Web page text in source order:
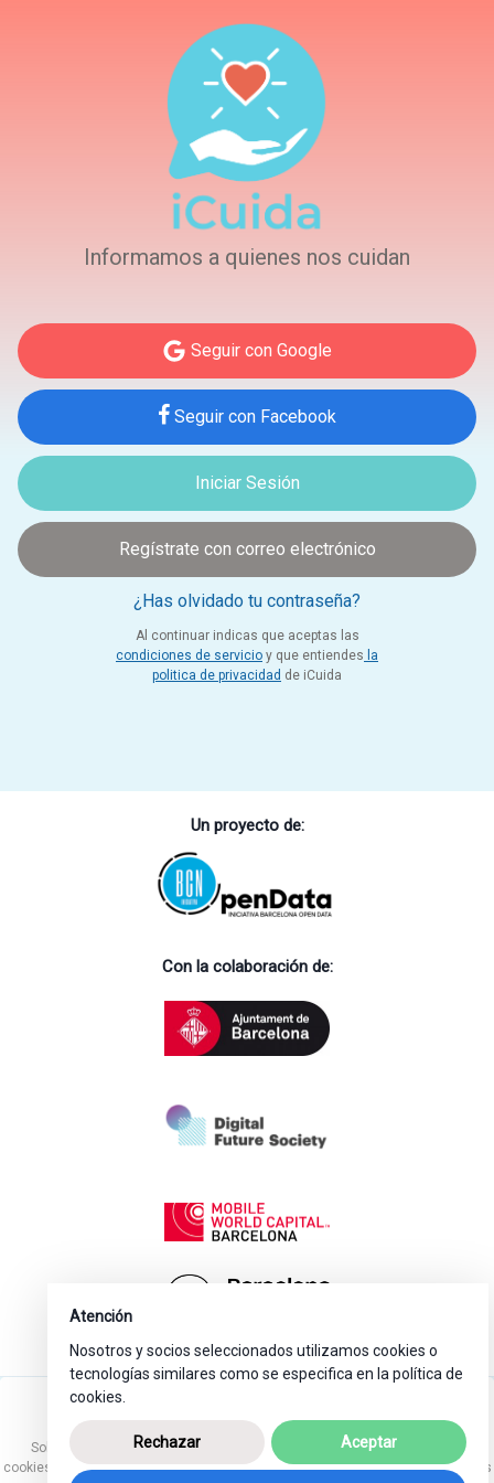
Atención
Nosotros y socios seleccionados utilizamos cookies o
tecnologías similares como se especifica en la política de
cookies.
Rechazar Aceptar
Informamos a quienes nos cuidan
Seguir con Google
Seguir con Facebook
Iniciar Sesión
Regístrate con correo electrónico
¿Has olvidado tu contraseña?
Al continuar indicas que aceptas las
condiciones de servicio y que entiendes la
politica de privacidad de iCuida
Un proyecto de:
Con la colaboración de:
Sobre iCuida Tarjeta Cuidadora Condiciones Privacidad -
Politicas de
cookies
Ayuda - Politica de uso - Contáctanos - Recomienda y gana - Recursos